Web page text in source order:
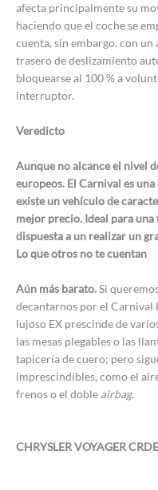
afecta principalmente su
haciendo que el coche se
cuenta, sin embargo, con
trasero de deslizamiento
bloquearse al 100 % a
interruptor.
Veredicto
Aunque no alcance el nivel
europeos. El Carnival es
existe un vehículo de
mejor precio. Ideal para
dispuesta a un realizar un
Lo que otros no te cuentan
Aún más barato.Si
decantarnos por el Carnival
lujoso EX prescinde de
las mesas plegables o las
tapicería de cuero; pero
imprescindibles, como el
frenos o el doble airbag.
CHRYSLER VOYAGER